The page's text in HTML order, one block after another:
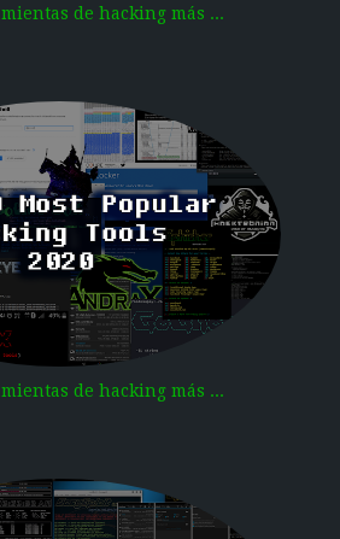
de hacking más ...
de hacking más ...